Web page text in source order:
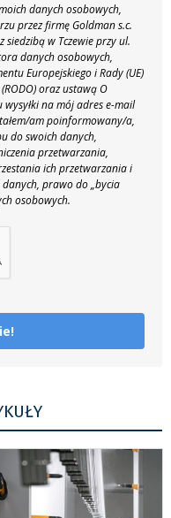
danych osobowych,
przez firmę Goldman s.c.
siedzibą w Tczewie przy ul.
danych osobowych,
Europejskiego i Rady (UE)
oraz ustawą O
na mój adres e-mail
am poinformowany/a,
do swoich danych,
przetwarzania,
ich przetwarzania i
prawo do „bycia
osobowych.